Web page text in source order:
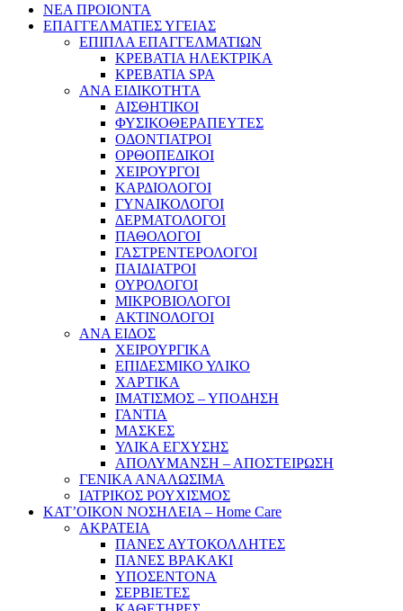
ΝΕΑ ΠΡΟΙΟΝΤΑ
ΕΠΑΓΓΕΛΜΑΤΙΕΣ ΥΓΕΙΑΣ
ΕΠΙΠΛΑ ΕΠΑΓΓΕΛΜΑΤΙΩΝ
ΚΡΕΒΑΤΙΑ ΗΛΕΚΤΡΙΚΑ
ΚΡΕΒΑΤΙΑ SPA
ΑΝΑ ΕΙΔΙΚΟΤΗΤΑ
ΑΙΣΘΗΤΙΚΟΙ
ΦΥΣΙΚΟΘΕΡΑΠΕΥΤΕΣ
ΟΔΟΝΤΙΑΤΡΟΙ
ΟΡΘΟΠΕΔΙΚΟΙ
ΧΕΙΡΟΥΡΓΟΙ
ΚΑΡΔΙΟΛΟΓΟΙ
ΓΥΝΑΙΚΟΛΟΓΟΙ
ΔΕΡΜΑΤΟΛΟΓΟΙ
ΠΑΘΟΛΟΓΟΙ
ΓΑΣΤΡΕΝΤΕΡΟΛΟΓΟΙ
ΠΑΙΔΙΑΤΡΟΙ
ΟΥΡΟΛΟΓΟΙ
ΜΙΚΡΟΒΙΟΛΟΓΟΙ
ΑΚΤΙΝΟΛΟΓΟΙ
ΑΝΑ ΕΙΔΟΣ
ΧΕΙΡΟΥΡΓΙΚΑ
ΕΠΙΔΕΣΜΙΚΟ ΥΛΙΚΟ
ΧΑΡΤΙΚΑ
ΙΜΑΤΙΣΜΟΣ – ΥΠΟΔΗΣΗ
ΓΑΝΤΙΑ
ΜΑΣΚΕΣ
ΥΛΙΚΑ ΕΓΧΥΣΗΣ
ΑΠΟΛΥΜΑΝΣΗ – ΑΠΟΣΤΕΙΡΩΣΗ
ΓΕΝΙΚΑ ΑΝΑΛΩΣΙΜΑ
ΙΑΤΡΙΚΟΣ ΡΟΥΧΙΣΜΟΣ
ΚΑΤ’ΟΙΚΟΝ ΝΟΣΗΛΕΙΑ – Home Care
ΑΚΡΑΤΕΙΑ
ΠΑΝΕΣ ΑΥΤΟΚΟΛΛΗΤΕΣ
ΠΑΝΕΣ ΒΡΑΚΑΚΙ
ΥΠΟΣΕΝΤΟΝΑ
ΣΕΡΒΙΕΤΕΣ